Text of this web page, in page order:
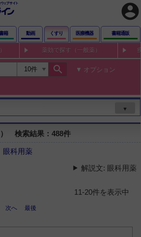
account_circle
籍 動画 くすり 医療機器 書籍通販
薬効で探す（一般薬）
search オプション
▼
検索結果：488件
眼科用薬
解説文: 眼科用薬
11-20件を表示中
次へ 最後